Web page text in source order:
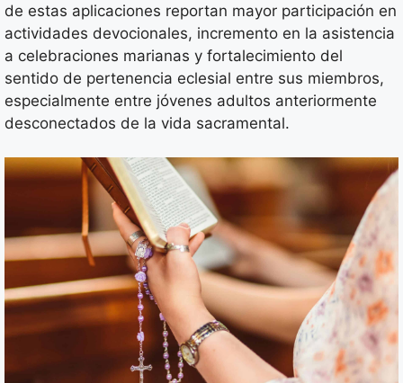
de estas aplicaciones reportan mayor participación en
actividades devocionales, incremento en la asistencia
a celebraciones marianas y fortalecimiento del
sentido de pertenencia eclesial entre sus miembros,
especialmente entre jóvenes adultos anteriormente
desconectados de la vida sacramental.